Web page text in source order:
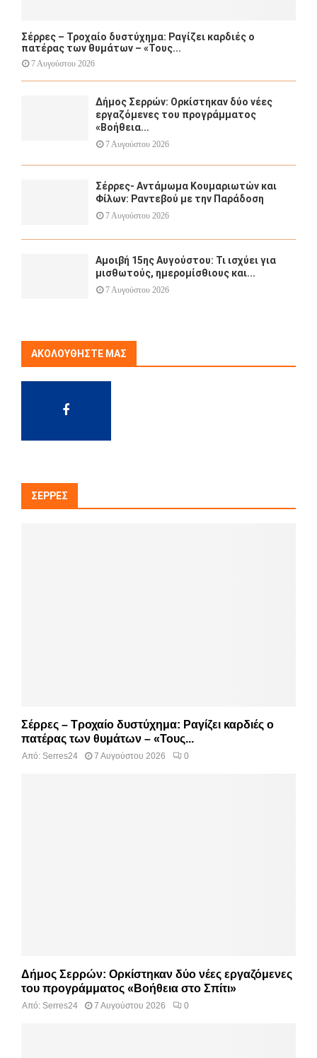
Σέρρες – Τροχαίο δυστύχημα: Ραγίζει καρδιές ο
πατέρας των θυμάτων – «Τους...
7 Αυγούστου 2026
Δήμος Σερρών: Ορκίστηκαν δύο νέες
εργαζόμενες του προγράμματος
«Βοήθεια...
7 Αυγούστου 2026
Σέρρες- Αντάμωμα Κουμαριωτών και
Φίλων: Ραντεβού με την Παράδοση
7 Αυγούστου 2026
Αμοιβή 15ης Αυγούστου: Τι ισχύει για
μισθωτούς, ημερομίσθιους και...
7 Αυγούστου 2026
ΑΚΟΛΟΥΘΉΣΤΕ ΜΑΣ
ΣΈΡΡΕΣ
Σέρρες – Τροχαίο δυστύχημα: Ραγίζει καρδιές ο
πατέρας των θυμάτων – «Τους...
Από: Serres24 7 Αυγούστου 2026 0
Δήμος Σερρών: Ορκίστηκαν δύο νέες εργαζόμενες
του προγράμματος «Βοήθεια στο Σπίτι»
Από: Serres24 7 Αυγούστου 2026 0